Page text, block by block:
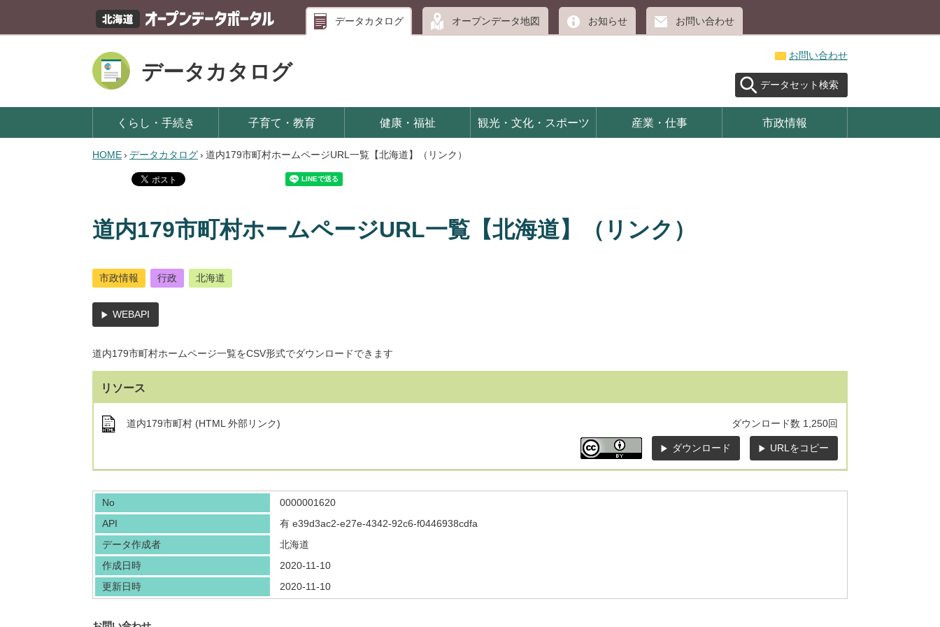
データカタログ オープンデータ地図 お知らせ お問い合わせ
データカタログ
お問い合わせ
データセット検索
くらし・手続き 子育て・教育 健康・福祉 観光・文化・スポーツ 産業・仕事 市政情報
HOME› データカタログ› 道内179市町村ホームページURL一覧【北海道】（リンク）
道内179市町村ホームページURL一覧【北海道】（リンク）
市政情報 行政 北海道
WEBAPI
道内179市町村ホームページ一覧をCSV形式でダウンロードできます
リソース
道内179市町村 (HTML 外部リンク) ダウンロード数 1,250回
ダウンロード URLをコピー
No
0000001620
API
有 e39d3ac2-e27e-4342-92c6-f0446938cdfa
データ作成者
北海道
作成日時
2020-11-10
更新日時
2020-11-10